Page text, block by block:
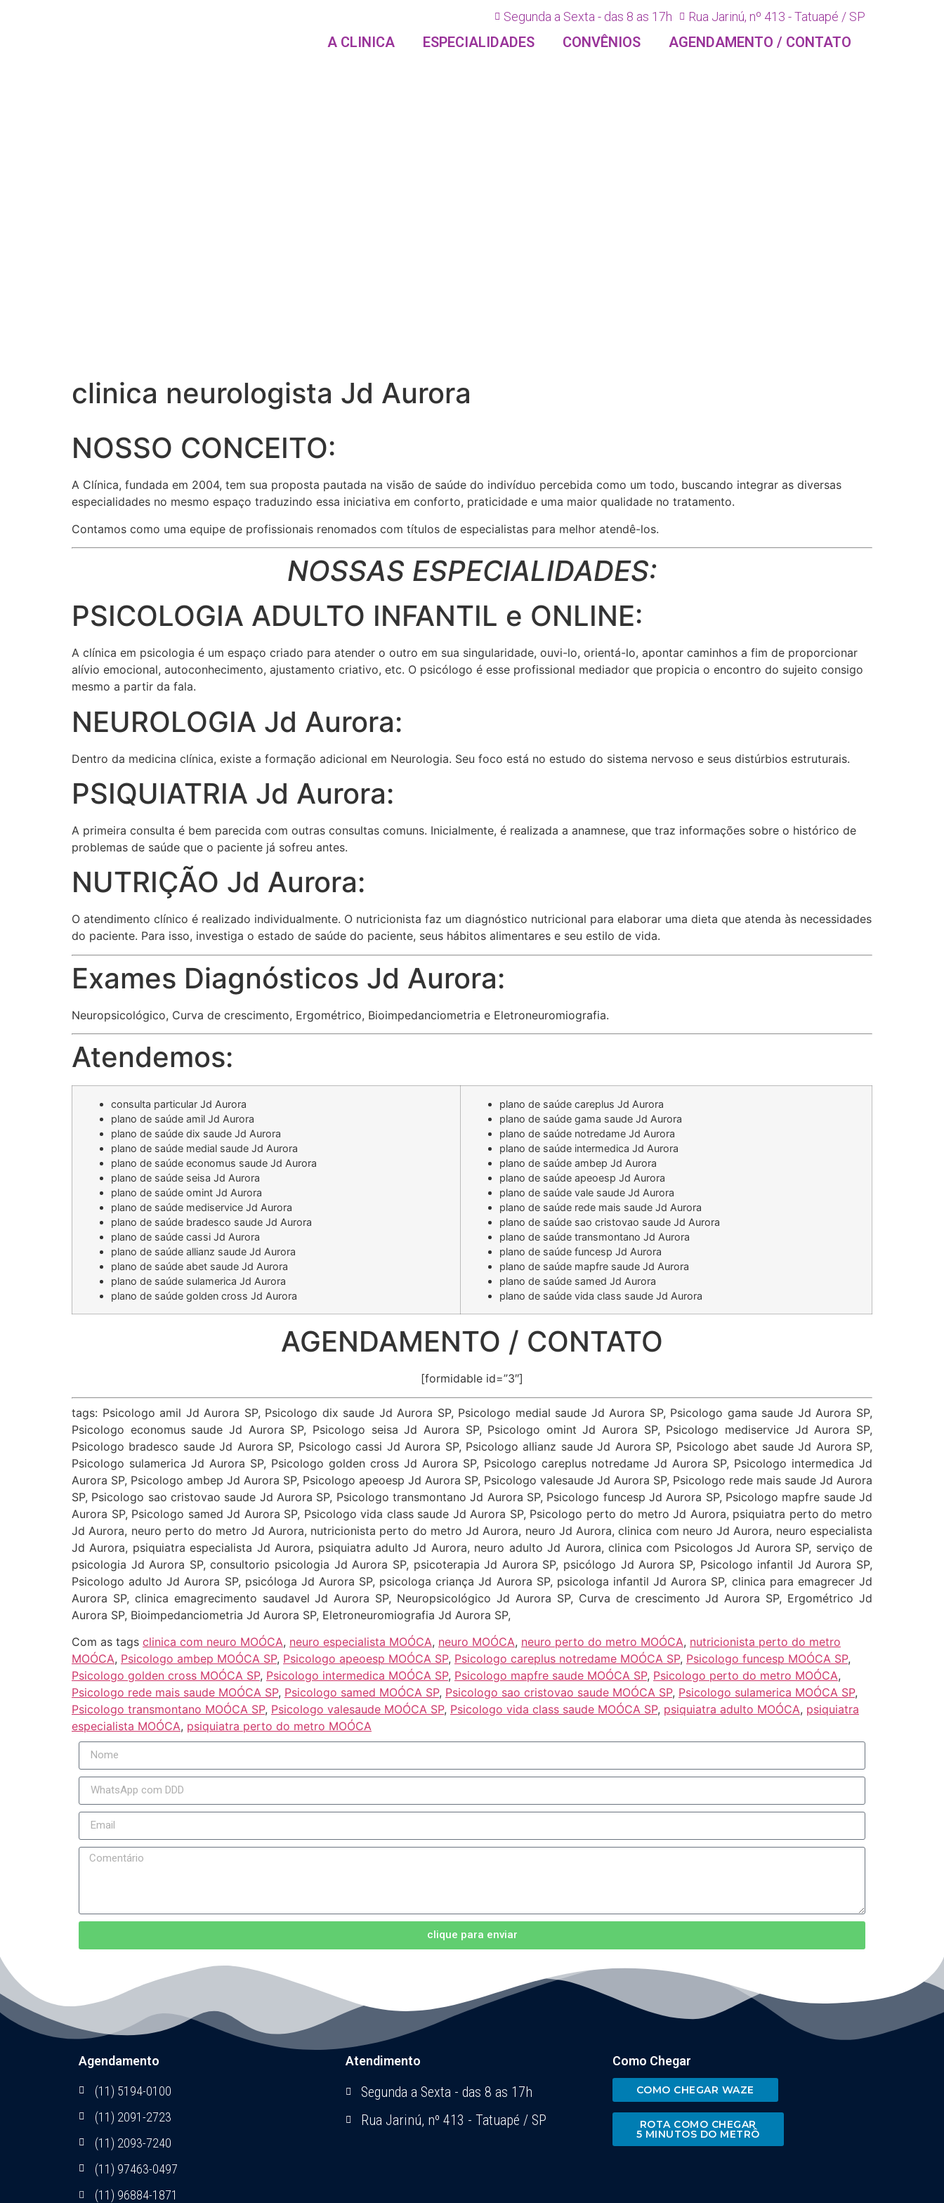
Segunda a Sexta - das 8 as 17h Rua Jarinú, nº 413 - Tatuapé / SP
A CLINICA ESPECIALIDADES CONVÊNIOS AGENDAMENTO / CONTATO
clinica neurologista Jd Aurora
NOSSO CONCEITO:
A Clínica, fundada em 2004, tem sua proposta pautada na visão de saúde do indivíduo percebida como um todo, buscando integrar as diversas
especialidades no mesmo espaço traduzindo essa iniciativa em conforto, praticidade e uma maior qualidade no tratamento.
Contamos como uma equipe de profissionais renomados com títulos de especialistas para melhor atendê-los.
NOSSAS ESPECIALIDADES:
PSICOLOGIA ADULTO INFANTIL e ONLINE:
A clínica em psicologia é um espaço criado para atender o outro em sua singularidade, ouvi-lo, orientá-lo, apontar caminhos a fim de proporcionar
alívio emocional, autoconhecimento, ajustamento criativo, etc. O psicólogo é esse profissional mediador que propicia o encontro do sujeito consigo
mesmo a partir da fala.
NEUROLOGIA Jd Aurora:
Dentro da medicina clínica, existe a formação adicional em Neurologia. Seu foco está no estudo do sistema nervoso e seus distúrbios estruturais.
PSIQUIATRIA Jd Aurora:
A primeira consulta é bem parecida com outras consultas comuns. Inicialmente, é realizada a anamnese, que traz informações sobre o histórico de
problemas de saúde que o paciente já sofreu antes.
NUTRIÇÃO Jd Aurora:
O atendimento clínico é realizado individualmente. O nutricionista faz um diagnóstico nutricional para elaborar uma dieta que atenda às necessidades
do paciente. Para isso, investiga o estado de saúde do paciente, seus hábitos alimentares e seu estilo de vida.
Exames Diagnósticos Jd Aurora:
Neuropsicológico, Curva de crescimento, Ergométrico, Bioimpedanciometria e Eletroneuromiografia.
Atendemos:
consulta particular Jd Aurora
plano de saúde amil Jd Aurora
plano de saúde dix saude Jd Aurora
plano de saúde medial saude Jd Aurora
plano de saúde economus saude Jd Aurora
plano de saúde seisa Jd Aurora
plano de saúde omint Jd Aurora
plano de saúde mediservice Jd Aurora
plano de saúde bradesco saude Jd Aurora
plano de saúde cassi Jd Aurora
plano de saúde allianz saude Jd Aurora
plano de saúde abet saude Jd Aurora
plano de saúde sulamerica Jd Aurora
plano de saúde golden cross Jd Aurora
plano de saúde careplus Jd Aurora
plano de saúde gama saude Jd Aurora
plano de saúde notredame Jd Aurora
plano de saúde intermedica Jd Aurora
plano de saúde ambep Jd Aurora
plano de saúde apeoesp Jd Aurora
plano de saúde vale saude Jd Aurora
plano de saúde rede mais saude Jd Aurora
plano de saúde sao cristovao saude Jd Aurora
plano de saúde transmontano Jd Aurora
plano de saúde funcesp Jd Aurora
plano de saúde mapfre saude Jd Aurora
plano de saúde samed Jd Aurora
plano de saúde vida class saude Jd Aurora
AGENDAMENTO / CONTATO
[formidable id=”3″]
tags: Psicologo amil Jd Aurora SP, Psicologo dix saude Jd Aurora SP, Psicologo medial saude Jd Aurora SP, Psicologo gama saude Jd Aurora SP,
Psicologo economus saude Jd Aurora SP, Psicologo seisa Jd Aurora SP, Psicologo omint Jd Aurora SP, Psicologo mediservice Jd Aurora SP,
Psicologo bradesco saude Jd Aurora SP, Psicologo cassi Jd Aurora SP, Psicologo allianz saude Jd Aurora SP, Psicologo abet saude Jd Aurora SP,
Psicologo sulamerica Jd Aurora SP, Psicologo golden cross Jd Aurora SP, Psicologo careplus notredame Jd Aurora SP, Psicologo intermedica Jd
Aurora SP, Psicologo ambep Jd Aurora SP, Psicologo apeoesp Jd Aurora SP, Psicologo valesaude Jd Aurora SP, Psicologo rede mais saude Jd Aurora
SP, Psicologo sao cristovao saude Jd Aurora SP, Psicologo transmontano Jd Aurora SP, Psicologo funcesp Jd Aurora SP, Psicologo mapfre saude Jd
Aurora SP, Psicologo samed Jd Aurora SP, Psicologo vida class saude Jd Aurora SP, Psicologo perto do metro Jd Aurora, psiquiatra perto do metro
Jd Aurora, neuro perto do metro Jd Aurora, nutricionista perto do metro Jd Aurora, neuro Jd Aurora, clinica com neuro Jd Aurora, neuro especialista
Jd Aurora, psiquiatra especialista Jd Aurora, psiquiatra adulto Jd Aurora, neuro adulto Jd Aurora, clinica com Psicologos Jd Aurora SP, serviço de
psicologia Jd Aurora SP, consultorio psicologia Jd Aurora SP, psicoterapia Jd Aurora SP, psicólogo Jd Aurora SP, Psicologo infantil Jd Aurora SP,
Psicologo adulto Jd Aurora SP, psicóloga Jd Aurora SP, psicologa criança Jd Aurora SP, psicologa infantil Jd Aurora SP, clinica para emagrecer Jd
Aurora SP, clinica emagrecimento saudavel Jd Aurora SP, Neuropsicológico Jd Aurora SP, Curva de crescimento Jd Aurora SP, Ergométrico Jd
Aurora SP, Bioimpedanciometria Jd Aurora SP, Eletroneuromiografia Jd Aurora SP,
Com as tags clinica com neuro MOÓCA, neuro especialista MOÓCA, neuro MOÓCA, neuro perto do metro MOÓCA, nutricionista perto do metro
MOÓCA, Psicologo ambep MOÓCA SP, Psicologo apeoesp MOÓCA SP, Psicologo careplus notredame MOÓCA SP, Psicologo funcesp MOÓCA SP,
Psicologo golden cross MOÓCA SP, Psicologo intermedica MOÓCA SP, Psicologo mapfre saude MOÓCA SP, Psicologo perto do metro MOÓCA,
Psicologo rede mais saude MOÓCA SP, Psicologo samed MOÓCA SP, Psicologo sao cristovao saude MOÓCA SP, Psicologo sulamerica MOÓCA SP,
Psicologo transmontano MOÓCA SP, Psicologo valesaude MOÓCA SP, Psicologo vida class saude MOÓCA SP, psiquiatra adulto MOÓCA, psiquiatra
especialista MOÓCA, psiquiatra perto do metro MOÓCA
clique para enviar
Agendamento
(11) 5194-0100
(11) 2091-2723
(11) 2093-7240
(11) 97463-0497
(11) 96884-1871
Atendimento
Segunda a Sexta - das 8 as 17h
Rua Jarinú, nº 413 - Tatuapé / SP
Como Chegar
COMO CHEGAR WAZE
ROTA COMO CHEGAR
5 MINUTOS DO METRÔ